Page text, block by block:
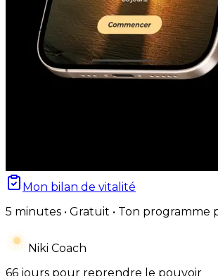
Mon bilan de vitalité
5 minutes • Gratuit • Ton programme
Niki Coach
66 jours pour reprendre le pouvoir